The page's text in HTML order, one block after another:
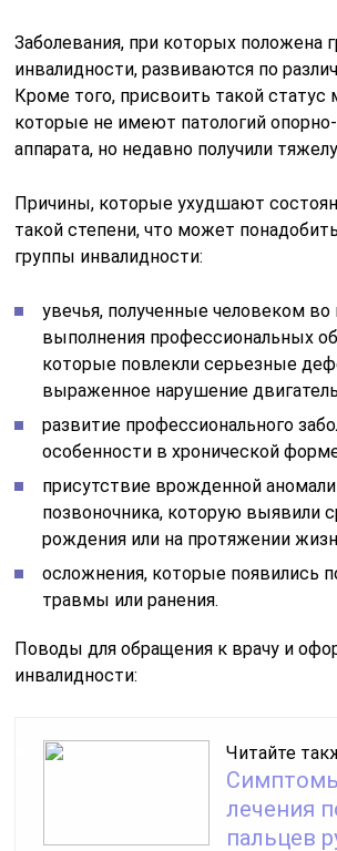
Заболевания, при которых положена
инвалидности, развиваются по
Кроме того, присвоить такой статус
которые не имеют патологий
аппарата, но недавно получили
Причины, которые ухудшают
такой степени, что может
группы инвалидности:
увечья, полученные человеком
выполнения профессиональных
которые повлекли серьезные
выраженное нарушение
развитие профессионального
особенности в хронической
присутствие врожденной
позвоночника, которую выявили
рождения или на протяжении
осложнения, которые появились
травмы или ранения.
Поводы для обращения к врачу и
инвалидности:
Читайте
лечения
пальцев